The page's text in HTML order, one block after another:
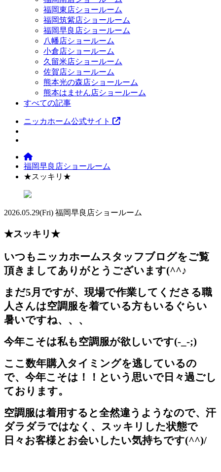
福岡東店ショールーム
福岡筑紫店ショールーム
福岡早良店ショールーム
八幡店ショールーム
小倉店ショールーム
久留米店ショールーム
佐賀店ショールーム
熊本光の森店ショールーム
熊本はません店ショールーム
すべての記事
ニッカホーム公式サイト
福岡早良店ショールーム
★スッキリ★
2026.05.29(Fri) 福岡早良店ショールーム
★スッキリ★
いつもニッカホームスタッフブログをご覧
頂きましてありがとうございます(^^♪
まだ5月ですが、現場で作業してくださる職
人さんは空調服を着ている方もいるぐらい
暑いですね、、、
今年こそは私も空調服が欲しいです(-_-;)
ここ数年購入タイミングを逃しているの
で、今年こそは！！という思いで日々過ごし
ております。
空調服は着用すると全然違うようなので、汗
ダラダラではなく、スッキリした状態で
日々お客様とお会いしたい気持ちです(^^)/